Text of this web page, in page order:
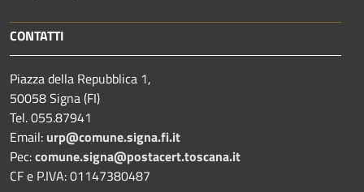
CONTATTI
Piazza della Repubblica 1,
50058 Signa (FI)
Tel. 055.87941
Email: urp@comune.signa.fi.it
Pec:comune.signa@postacert.toscana.it
CF e P.IVA: 01147380487